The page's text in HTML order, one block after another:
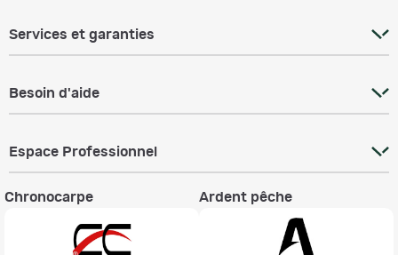
Services et garanties
Besoin d'aide
Espace Professionnel
Chronocarpe Ardent pêche